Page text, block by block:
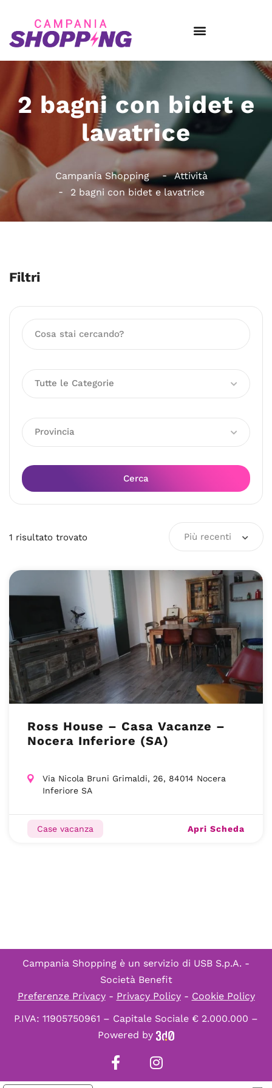
2 bagni con bidet e
lavatrice
Campania Shopping
Attività
2 bagni con bidet e lavatrice
Filtri
Tutte le Categorie
Provincia
Cerca
1 risultato trovato Più recenti
Ross House – Casa Vacanze –
Nocera Inferiore (SA)
Via Nicola Bruni Grimaldi, 26, 84014 Nocera
Inferiore SA
Case vacanza Apri Scheda
Campania Shopping è un servizio di USB S.p.A. -
Società Benefit
Preferenze Privacy- Privacy Policy- Cookie Policy
P.IVA: 11905750961 – Capitale Sociale € 2.000.000 –
Powered by